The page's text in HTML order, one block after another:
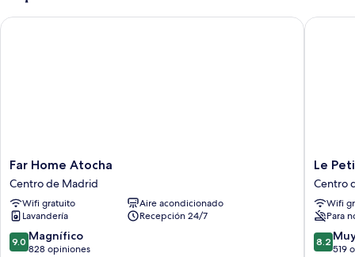
Far
Home
Atocha
Centro
de
Madrid
Far Home Atocha
Centro de Madrid
Wifi gratuito
Aire acondicionado
Lavandería
Recepción 24/7
9.0
de
9.0 Magnífico
828 opiniones
Far Home Atocha
Le
Petit
Palu
Centro
de
Madrid
Le
Centro
Wifi
Para
8.2
de
8.2
519
Le Petit